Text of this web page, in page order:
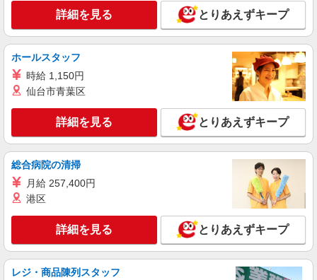
キープ 詳細を見る
LAPI-Staff株式会社 本社/軽作業窓口
時給1,900円 研修期間2ヵ月／時給1,700円
東京都港区 ★上記以外にも神奈川県内（川
崎・横浜・相模原など）に多数派遣先有
キープ 詳細を見る
派遣社員
LAPI-Staff株式会社 本社/軽作業窓口
物流事務
時給1,580円＋交通費全額支給
東京都港区 ★上記以外にも神奈川県内（川
崎・横浜・相模原など）に多数派遣先有
詳細を見る とりあえずキープ
ホールスタッフ
時給 1,150円
仙台市青葉区
詳細を見る とりあえずキープ
総合病院の清掃
月給 257,400円
港区
詳細を見る とりあえずキープ
レジ・商品陳列スタッフ